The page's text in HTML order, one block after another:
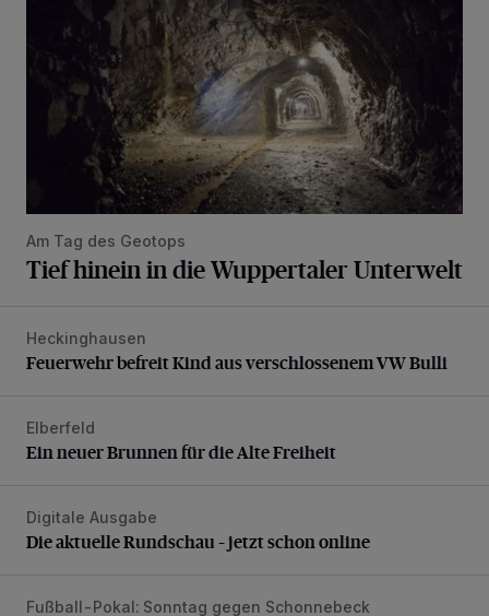
Am Tag des Geotops
Tief hinein in die Wuppertaler Unterwelt
Feuerwehr befreit Kind aus verschlossenem VW Bulli
Heckinghausen
Feuerwehr befreit Kind aus verschlossenem VW Bulli
Ein neuer Brunnen für die Alte Freiheit
Elberfeld
Ein neuer Brunnen für die Alte Freiheit
Die aktuelle Rundschau – jetzt schon online
Digitale Ausgabe
Die aktuelle Rundschau – jetzt schon online
WSV: Comeback, Favoritenfrage und Fitnesszustand
Fußball-Pokal: Sonntag gegen Schonnebeck